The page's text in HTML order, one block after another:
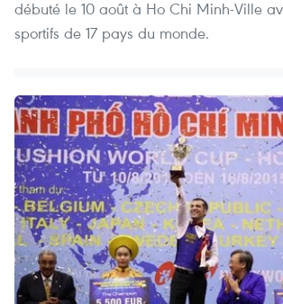
débuté le 10 août à Ho Chi Minh-Ville
sportifs de 17 pays du monde.